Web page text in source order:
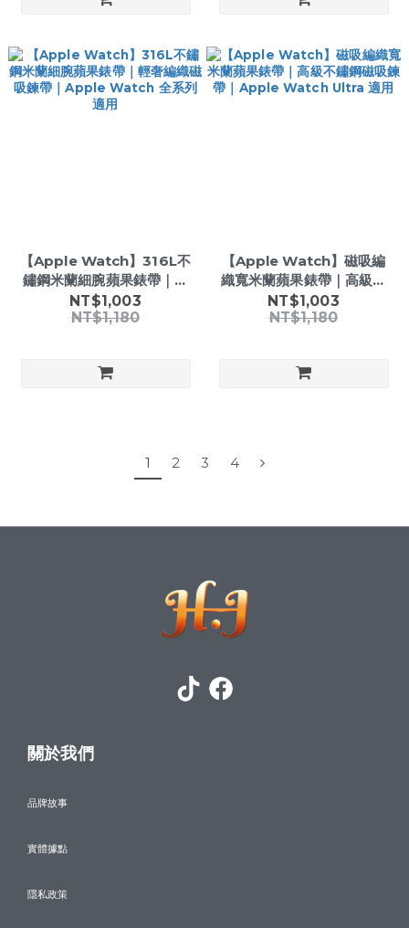
【Apple Watch】316L不
鏽鋼米蘭細腕蘋果錶帶｜輕
奢編織磁吸鍊帶｜Apple
Watch 全系列適用
NT$1,003
NT$1,180
【Apple Watch】磁吸編
織寬米蘭蘋果錶帶｜高級不
鏽鋼磁吸鍊帶｜Apple
Watch Ultra 適用
NT$1,003
NT$1,180
1 2 3 4
關於我們
品牌故事
實體據點
隱私政策